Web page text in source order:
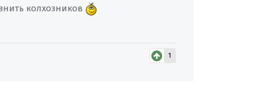
колхозников
1